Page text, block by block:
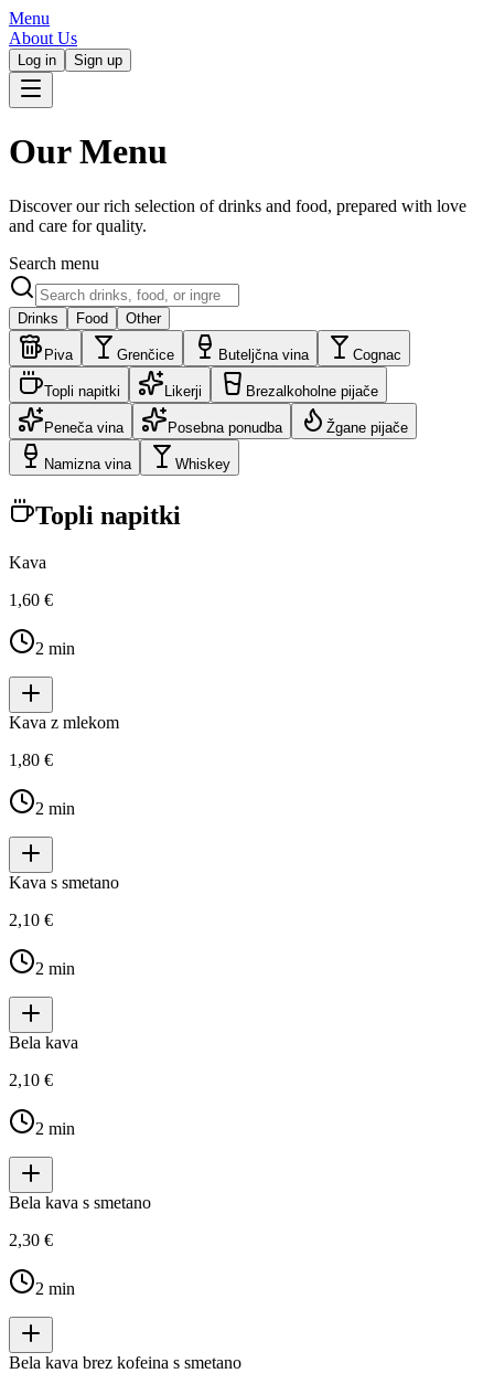
Menu
About Us
Log in Sign up
Our Menu
Discover our rich selection of drinks and food, prepared with love
and care for quality.
Search menu
Drinks Food Other
Piva Grenčice Buteljčna vina Cognac
Topli napitki Likerji Brezalkoholne pijače
Peneča vina Posebna ponudba Žgane pijače
Namizna vina Whiskey
Topli napitki
Kava
1,60 €
2 min
Kava z mlekom
1,80 €
2 min
Kava s smetano
2,10 €
2 min
Bela kava
2,10 €
2 min
Bela kava s smetano
2,30 €
2 min
Bela kava brez kofeina s smetano